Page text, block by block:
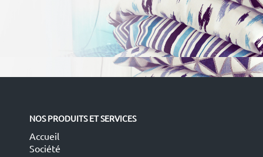
NOS PRODUITS ET SERVICES
Accueil
Société